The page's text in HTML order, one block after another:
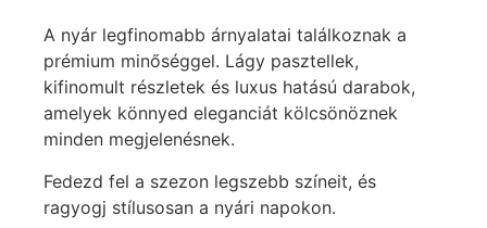
A nyár legfinomabb árnyalatai találkoznak a
prémium minőséggel. Lágy pasztellek,
kifinomult részletek és luxus hatású darabok,
amelyek könnyed eleganciát kölcsönöznek
minden megjelenésnek.
Fedezd fel a szezon legszebb színeit, és
ragyogj stílusosan a nyári napokon.